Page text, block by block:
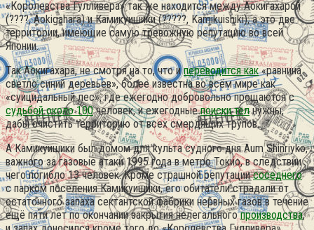
«Королевства Гулливера» так же находится между Аокигахарой
(????, Aokigahara) и Камикуишики (?????, Kamikuishiki), а это две
территории, имеющие самую тревожную репутацию во всей
Японии.
Так Аокигахара, не смотря на то, что ипереводится как«равнина
светло синий деревьев», более известна во всём мире как
«суицидальный лес», где ежегодно добровольно прощаются с
судьбой около 100человек, и ежегодныепоиски телнужны,
дабы очистить территорию от всех смердящих трупов.
А Камикуишики был домом для культа судного дня Aum Shinriyko,
важного за газовые атаки 1995 года в метро Токио, в следствии
чего погибло 13 человек. Кроме страшной репутациисоседнего
с парком поселения Камикуишики, его обитатели страдали от
остаточного запаха сектантской фабрики нервных газов в течение
ещё пяти лет по окончании закрытия нелегальногопроизводства,